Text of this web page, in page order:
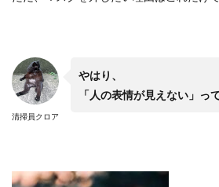
清掃員クロア
やはり、
「人の表情が見えない」っ